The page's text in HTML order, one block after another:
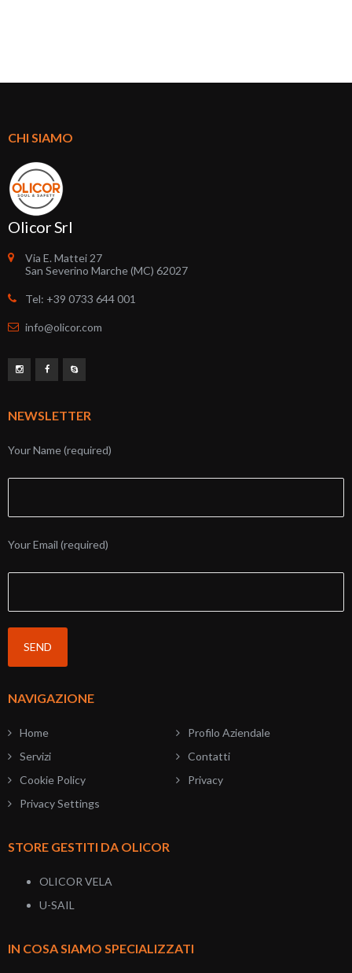
CHI SIAMO
Olicor Srl
Via E. Mattei 27
San Severino Marche (MC) 62027
Tel: +39 0733 644 001
info@olicor.com
NEWSLETTER
Your Name (required)
Your Email (required)
NAVIGAZIONE
Home
Profilo Aziendale
Servizi
Contatti
Cookie Policy
Privacy
Privacy Settings
STORE GESTITI DA OLICOR
OLICOR VELA
U-SAIL
IN COSA SIAMO SPECIALIZZATI